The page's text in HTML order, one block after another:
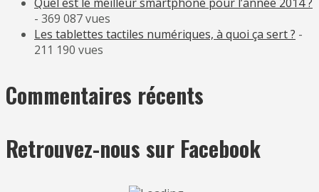
- 369 087 vues
Les tablettes tactiles numériques, à quoi ça sert ? -
211 190 vues
Commentaires récents
Retrouvez-nous sur Facebook